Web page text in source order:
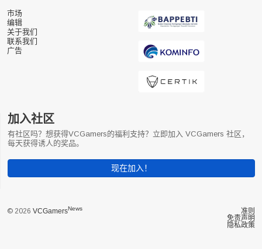
市场
编辑
关于我们
联系我们
广告
加入社区
有社区吗？想获得VCGamers的福利支持？立即加入 VCGamers 社区，
每天获得诱人的奖品。
现在加入！
© 2026 VCGamersNews
准则
免责声明
隐私政策